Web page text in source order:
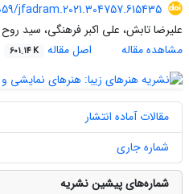
jfadram.2021.304757.615435
علیرضا تابش، علی اکبر فرهنگی، سید
مشاهده مقاله
اصل مقاله 601.14 K
مقالات آماده انتشار
شماره جاری
شماره‌های پیشین نشریه